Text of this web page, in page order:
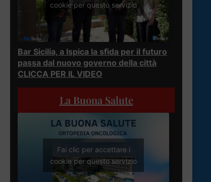
cookie per questo servizio
Bar Sicilia, a Ispica la sfida per il futuro
passa dal nuovo governo della città
CLICCA PER IL VIDEO
La Buona Salute
Fai clic per accettare i
cookie per questo servizio